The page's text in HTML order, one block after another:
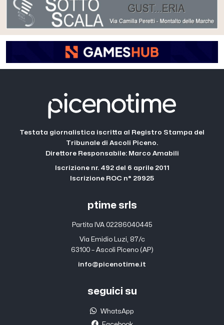
Testata giornalistica iscritta al Registro Stampa del
Tribunale di Ascoli Piceno.
Direttore Responsabile: Marco Amabili
Iscrizione nr. 492 del 6 aprile 2011
Iscrizione ROC n° 29925
ptime srls
Partita IVA 02286040445
Via Emidio Luzi, 87/c
63100 – Ascoli Piceno (AP)
info@picenotime.it
seguici su
WhatsApp